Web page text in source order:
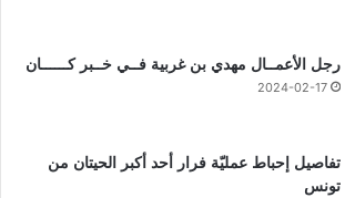
رجل الأعمــال مهدي بن غربية فــي خــبر كــــــان
2024-02-17
تفاصيل إحباط عمليّة فرار أحد أكبر الحيتان من
تونس